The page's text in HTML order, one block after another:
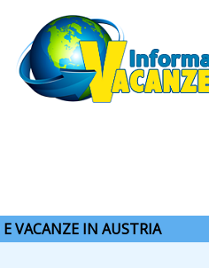
VACANZE IN AUSTRIA